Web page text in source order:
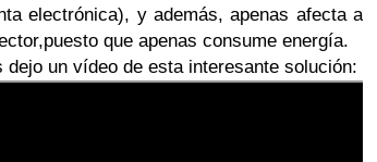
electrónica), y además, apenas afecta a
que apenas consume energía.
dejo un vídeo de esta interesante solución: